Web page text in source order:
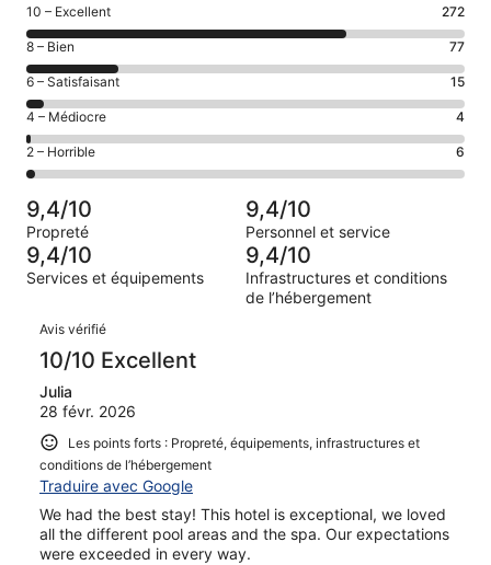
Note
des
voyageurs
de 10
(Excellent),
d’après 272 avis
sur 374.
10 – Excellent 272
Note
des
voyageurs
de 8
(Bien),
d’après 77 avis
sur 374.
8 – Bien 77
Note
des
voyageurs
de 6
(Satisfaisant),
sur 374.
6 – Satisfaisant 15
Note
des
voyageurs
de 4
(Médiocre),
d’après 4 avis
sur 374.
4 – Médiocre 4
Note
des
voyageurs
de 2
(Horrible),
d’après 6 avis
sur 374.
2 – Horrible 6
9,4/10
Propreté
9,4/10
Personnel et service
9,4/10
Services et équipements
9,4/10
Infrastructures et conditions
de l’hébergement
Avis
Avis vérifié
10/10 Excellent
Julia
28 févr. 2026
Les points forts : Propreté, équipements, infrastructures et
conditions de l’hébergement
Traduire avec Google
We had the best stay! This hotel is exceptional, we loved
all the different pool areas and the spa. Our expectations
were exceeded in every way.